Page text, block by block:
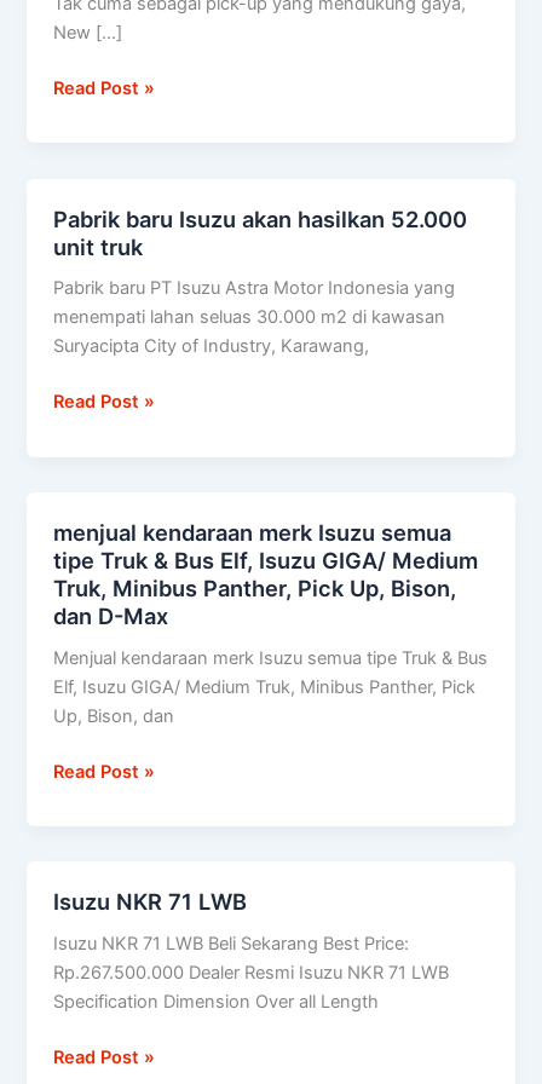
New […]
diuji
100
Read Post »
Pabrik baru Isuzu akan hasilkan 52.000
unit truk
Pabrik baru PT Isuzu Astra Motor Indonesia yang
menempati lahan seluas 30.000 m2 di kawasan
Suryacipta City of Industry, Karawang,
Pabrik
baru
Isuzu
hasilkan
unit
Read Post »
menjual kendaraan merk Isuzu semua
tipe Truk & Bus Elf, Isuzu GIGA/ Medium
Truk, Minibus Panther, Pick Up, Bison,
dan D-Max
Menjual kendaraan merk Isuzu semua tipe Truk & Bus
Elf, Isuzu GIGA/ Medium Truk, Minibus Panther, Pick
Up, Bison, dan
menjual
kendaraan
merk
Isuzu
semua
tipe
Truk
Bus
Truk,
Minibus
Panther,
Pick
Bison,
Read Post »
Isuzu NKR 71 LWB
Isuzu NKR 71 LWB Beli Sekarang Best Price:
Rp.267.500.000 Dealer Resmi Isuzu NKR 71 LWB
Specification Dimension Over all Length
Isuzu
LWB
Read Post »